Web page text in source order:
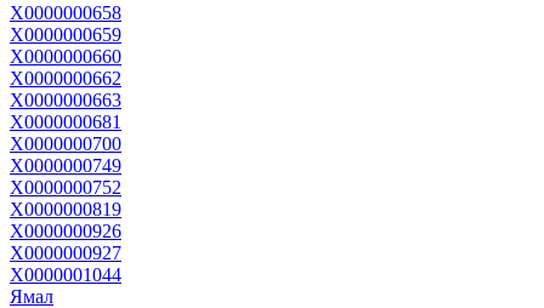
Х0000000658
Х0000000659
Х0000000660
Х0000000662
Х0000000663
Х0000000681
Х0000000700
Х0000000749
Х0000000752
Х0000000819
Х0000000926
Х0000000927
Х0000001044
Ямал